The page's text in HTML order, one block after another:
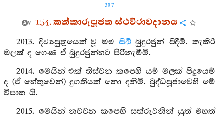
307
154. කක්කාරුපූජක ස්ථවිරාවදානය
2013. දිව්‍යපුත්‍රයෙක් වූ මම සිඛීබුදුරජුන් පිදීමි. කැකිරි
මලක් ද ගෙණ ඒ බුදුරජුන්හට පිරිනැමීමි.
2014. මෙයින් එක් තිස්වන කපෙහි යම් මලක් පිදුයෙම්
ද (ඒ හේතුවෙන්) දුගතියක් නො දනිමි. බුද්ධපූජාවෙහි මේ
විපාක යි.
2015. මෙයින් නවවන කපෙහි සත්රුවනින් යුත් මහත්